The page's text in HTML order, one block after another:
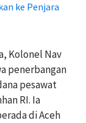
ke Penjara
Kolonel Nav
penerbangan
pesawat
RI. Ia
di Aceh